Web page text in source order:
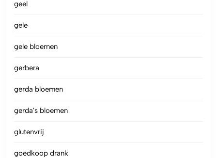
geel
gele
gele bloemen
gerbera
gerda bloemen
gerda's bloemen
glutenvrij
goedkoop drank